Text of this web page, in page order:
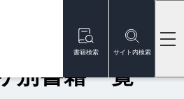
書籍検索 サイト内検索
別書籍一覧